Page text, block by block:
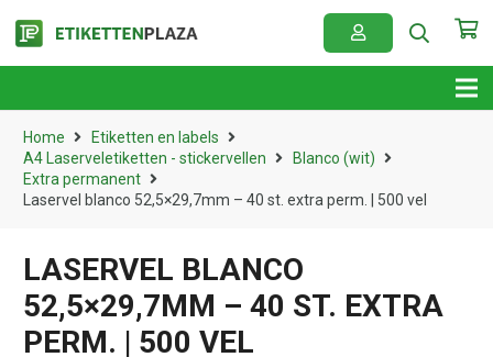
Home
Etiketten en labels
A4 Laserveletiketten - stickervellen
Blanco (wit)
Extra permanent
Laservel blanco 52,5×29,7mm – 40 st. extra perm. | 500 vel
LASERVEL BLANCO
52,5×29,7MM – 40 ST. EXTRA
PERM. | 500 VEL